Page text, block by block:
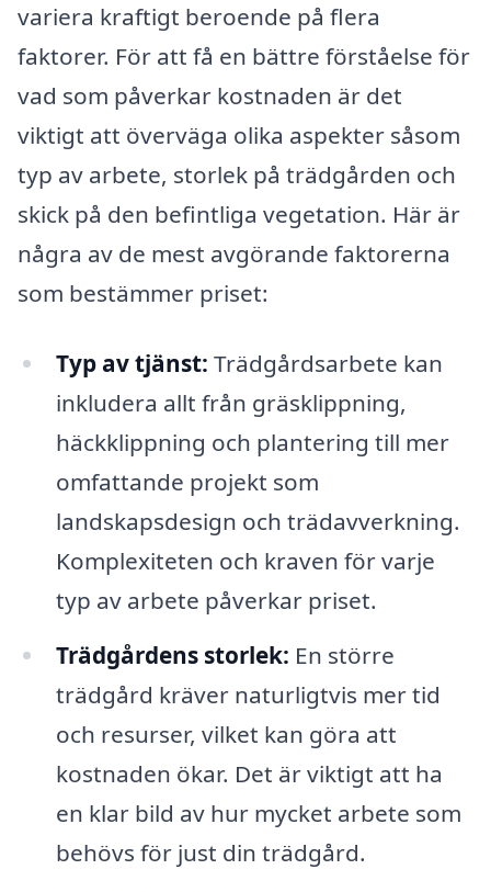
variera kraftigt beroende på flera
faktorer. För att få en bättre förståelse för
vad som påverkar kostnaden är det
viktigt att överväga olika aspekter såsom
typ av arbete, storlek på trädgården och
skick på den befintliga vegetation. Här är
några av de mest avgörande faktorerna
som bestämmer priset:
Typ av tjänst: Trädgårdsarbete kan
inkludera allt från gräsklippning,
häckklippning och plantering till mer
omfattande projekt som
landskapsdesign och trädavverkning.
Komplexiteten och kraven för varje
typ av arbete påverkar priset.
Trädgårdens storlek: En större
trädgård kräver naturligtvis mer tid
och resurser, vilket kan göra att
kostnaden ökar. Det är viktigt att ha
en klar bild av hur mycket arbete som
behövs för just din trädgård.